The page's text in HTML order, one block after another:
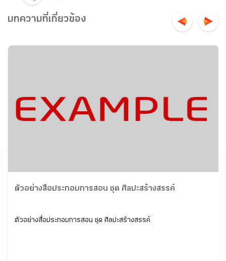
บทความที่เกี่ยวข้อง
ตัวอย่างสื่อประกอบการสอน ชุด ศิลปะสร้างสรรค์
ตัวอย่างสื่อประกอบการสอน ชุด ศิลปะสร้างสรรค์